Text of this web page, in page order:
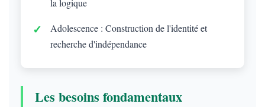
la logique
Adolescence : Construction de l'identité et
recherche d'indépendance
Les besoins fondamentaux